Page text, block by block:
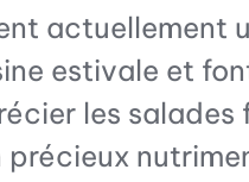
actuellement
estivale et
les